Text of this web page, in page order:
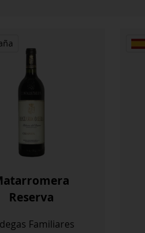
Reserva
Familiares